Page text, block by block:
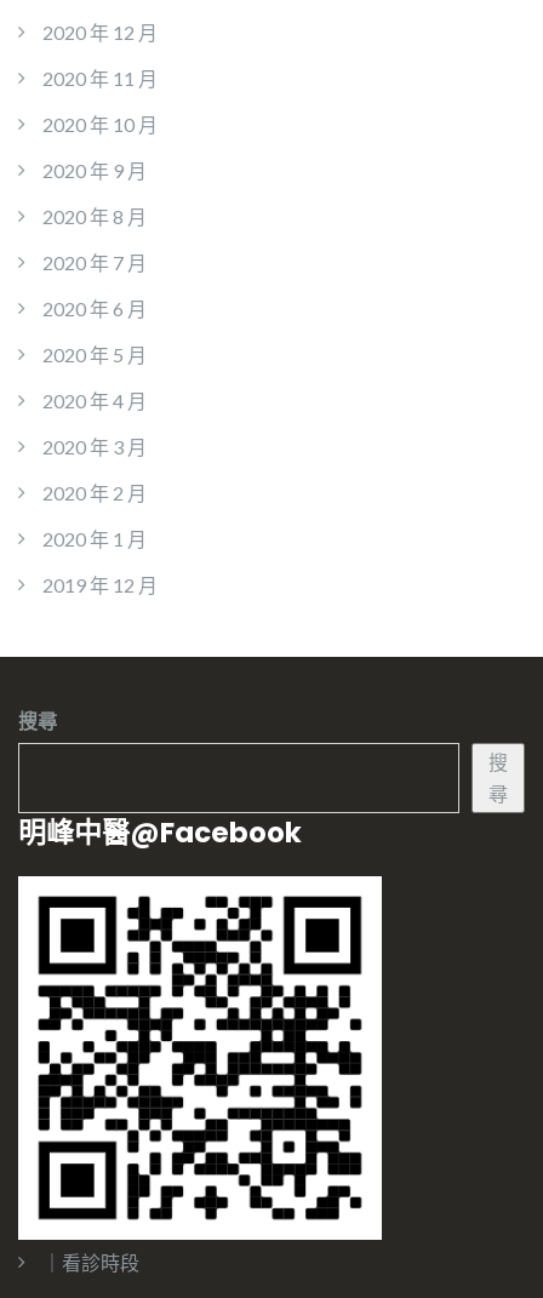
2020 年 12 月
2020 年 11 月
2020 年 10 月
2020 年 9 月
2020 年 8 月
2020 年 7 月
2020 年 6 月
2020 年 5 月
2020 年 4 月
2020 年 3 月
2020 年 2 月
2020 年 1 月
2019 年 12 月
搜尋
搜
尋
明峰中醫@Facebook
｜看診時段